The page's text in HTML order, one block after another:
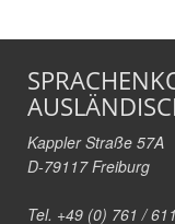
Kappler Straße 57A
D-79117 Freiburg
Tel. +49 (0) 761 /